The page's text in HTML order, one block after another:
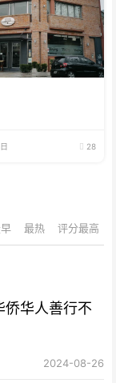
28
最热 评分最高
侨华人善行不
2024-08-26